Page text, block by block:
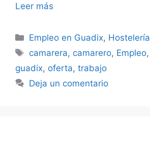
Leer más
Categorías
Empleo en Guadix, Hostelería
Etiquetas
camarera, camarero, Empleo,
guadix, oferta, trabajo
Deja un comentario